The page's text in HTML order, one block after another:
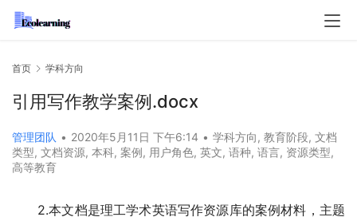
首页 学科方向
引用写作教学案例.docx
管理团队 • 2020年5月11日 下午6:14 • 学科方向, 教育阶段, 文档
类型, 文档资源, 本科, 案例, 用户角色, 英文, 语种, 语言, 资源类型,
高等教育
2.本文档是理工学术英语写作资源库的案例材料，主题